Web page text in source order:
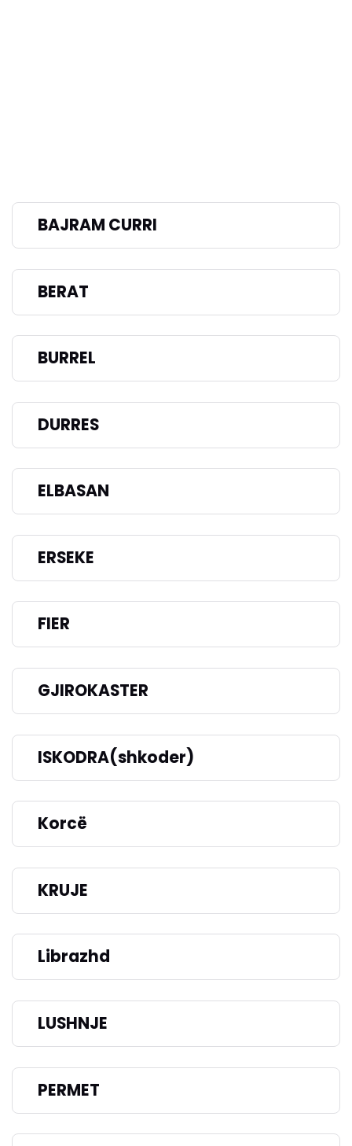
BAJRAM CURRI
BERAT
BURREL
DURRES
ELBASAN
ERSEKE
FIER
GJIROKASTER
ISKODRA(shkoder)
Korcë
KRUJE
Librazhd
LUSHNJE
PERMET